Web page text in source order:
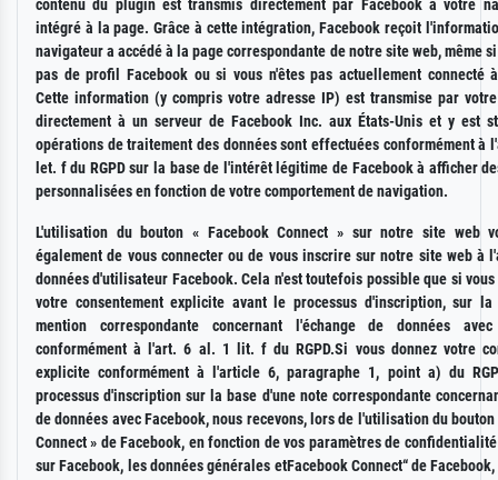
contenu du plugin est transmis directement par Facebook à votre
intégré à la page. Grâce à cette intégration, Facebook reçoit
navigateur a accédé à la page correspondante de notre site web, même si
pas de profil Facebook ou si vous n'êtes pas actuellement connecté
Cette information (y compris votre adresse IP) est transmise par
directement à un serveur de Facebook Inc. aux États-Unis et y est
opérations de traitement des données sont effectuées conformément à
let. f du RGPD sur la base de l'intérêt légitime de Facebook à afficher
personnalisées en fonction de votre comportement de navigation.
L'utilisation du bouton « Facebook Connect » sur notre site web
également de vous connecter ou de vous inscrire sur notre site web à
données d'utilisateur Facebook. Cela n'est toutefois possible que si vous
votre consentement explicite avant le processus d'inscription, sur la
mention correspondante concernant l'échange de données avec
conformément à l'art. 6 al. 1 lit. f du RGPD.Si vous donnez votre
explicite conformément à l'article 6, paragraphe 1, point a) du
processus d'inscription sur la base d'une note correspondante
de données avec Facebook, nous recevons, lors de l'utilisation du bouton
Connect » de Facebook, en fonction de vos paramètres de
sur Facebook, les données générales etFacebook Connect“ de